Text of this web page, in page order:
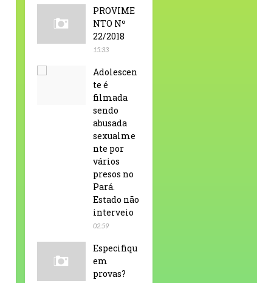
PROVIME
NTO Nº
22/2018
15:33
Adolescen
te é
filmada
sendo
abusada
sexualme
nte por
vários
presos no
Pará.
Estado não
interveio
02:59
Especifiqu
em
provas?